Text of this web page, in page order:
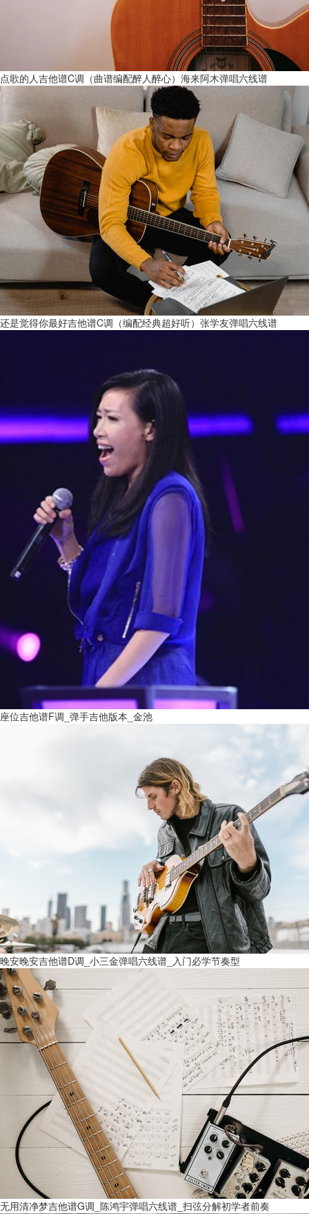
点歌的人吉他谱C调（曲谱编配醉人醉心）海来阿木弹唱六线谱
还是觉得你最好吉他谱C调（编配经典超好听）张学友弹唱六线谱
座位吉他谱F调_弹手吉他版本_金池
晚安晚安吉他谱D调_小三金弹唱六线谱_入门必学节奏型
无用清净梦吉他谱G调_陈鸿宇弹唱六线谱_扫弦分解初学者前奏